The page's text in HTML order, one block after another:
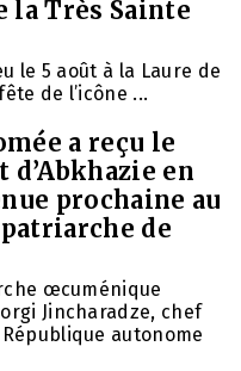
la Très Sainte
le 5 août à la Laure de
de l’icône ...
a reçu le
en
prochaine au
de
œcuménique
Jincharadze, chef
autonome